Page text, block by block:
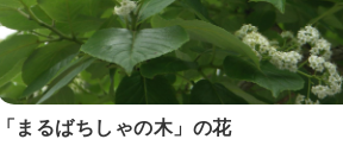
「まるばちしゃの木」の花